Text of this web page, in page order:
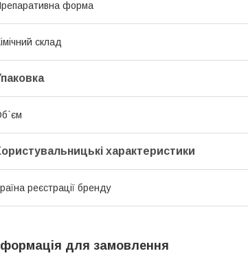
форма
склад
характеристики
реєстрації бренду
для замовлення